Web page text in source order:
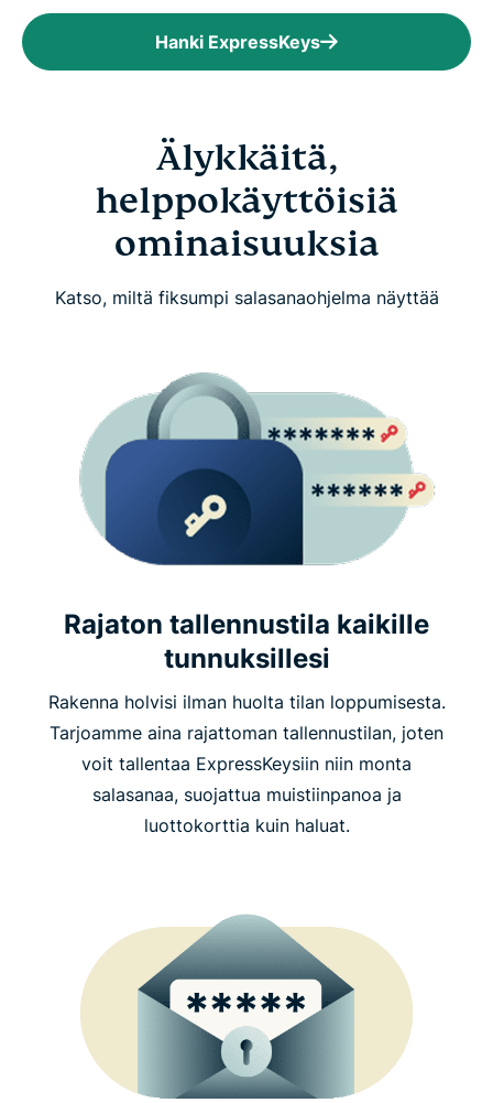
Hanki ExpressKeys
Älykkäitä,
helppokäyttöisiä
ominaisuuksia
Katso, miltä fiksumpi salasanaohjelma näyttää
Rajaton tallennustila kaikille
tunnuksillesi
Rakenna holvisi ilman huolta tilan loppumisesta.
Tarjoamme aina rajattoman tallennustilan, joten
voit tallentaa ExpressKeysiin niin monta
salasanaa, suojattua muistiinpanoa ja
luottokorttia kuin haluat.